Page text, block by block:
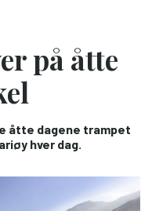
på åtte
åtte dagene trampet
hver dag.